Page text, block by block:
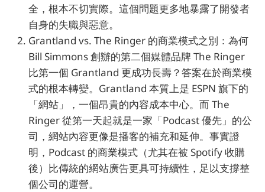
全，根本不切實際。這個問題更多地暴露了開發者
自身的失職與惡意。
Grantland vs. The Ringer 的商業模式之別：為何
Bill Simmons 創辦的第二個媒體品牌 The Ringer
比第一個 Grantland 更成功長壽？答案在於商業模
式的根本轉變。Grantland 本質上是 ESPN 旗下的
「網站」，一個昂貴的內容成本中心。而 The
Ringer 從第一天起就是一家「Podcast 優先」的公
司，網站內容更像是播客的補充和延伸。事實證
明，Podcast 的商業模式（尤其在被 Spotify 收購
後）比傳統的網站廣告更具可持續性，足以支撐整
個公司的運營。